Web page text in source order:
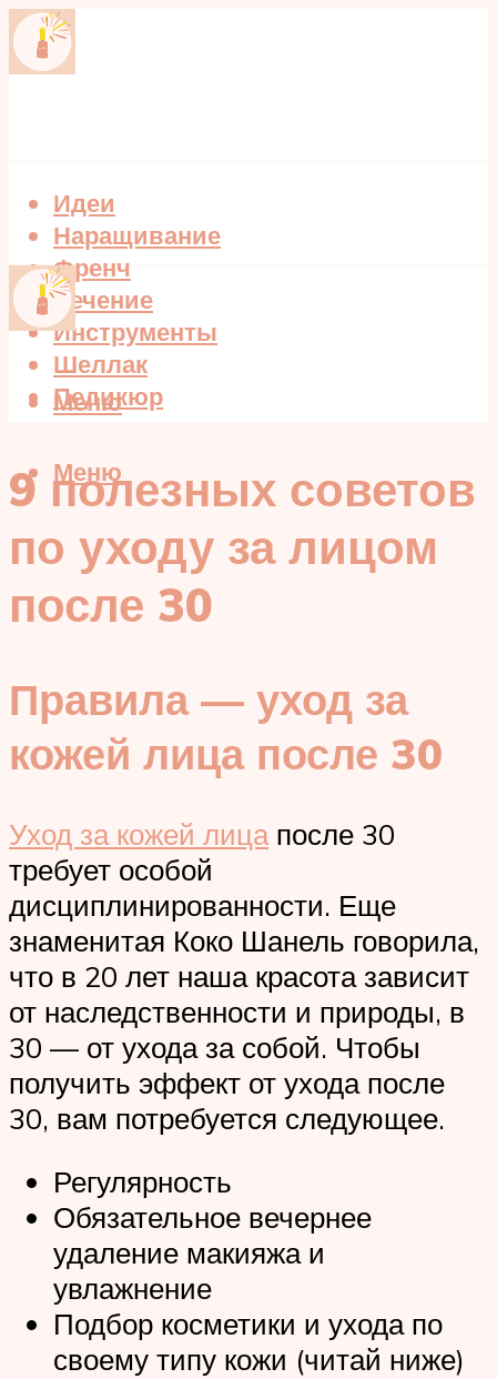
Идеи
Наращивание
Френч
Лечение
Инструменты
Шеллак
Педикюр
Меню
Меню
9 полезных советов
по уходу за лицом
после 30
Правила — уход за
кожей лица после 30
Уход за кожей лицапосле 30
требует особой
дисциплинированности. Еще
знаменитая Коко Шанель говорила,
что в 20 лет наша красота зависит
от наследственности и природы, в
30 — от ухода за собой. Чтобы
получить эффект от ухода после
30, вам потребуется следующее.
Регулярность
Обязательное вечернее
удаление макияжа и
увлажнение
Подбор косметики и ухода по
своему типу кожи (читай ниже)